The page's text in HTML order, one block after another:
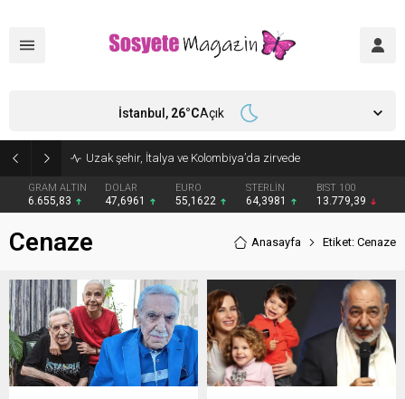
Uzak şehir, İtalya ve Kolombiya’da zirvede
GRAM ALTIN
6.655,83
DOLAR
47,6961
EURO
55,1622
STERLİN
64,3981
BIST 100
13.779,39
İstanbul, 26°CAçık
Cenaze Anasayfa Etiket: Cenaze